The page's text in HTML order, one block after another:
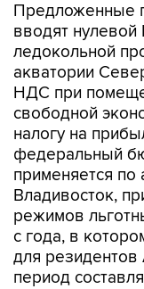
Предложенные
вводят
ледокольной
акватории
НДС при
свободной
налогу на
федеральный
применяется по
Владивосток,
режимов
с года, в
для резидентов
период